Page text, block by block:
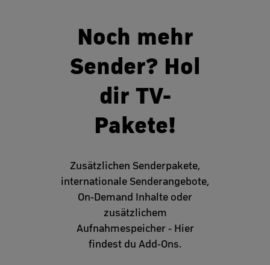
Noch mehr
Sender? Hol
dir TV-
Pakete!
Zusätzlichen Senderpakete,
internationale Senderangebote,
On-Demand Inhalte oder
zusätzlichem
Aufnahmespeicher - Hier
findest du Add-Ons.